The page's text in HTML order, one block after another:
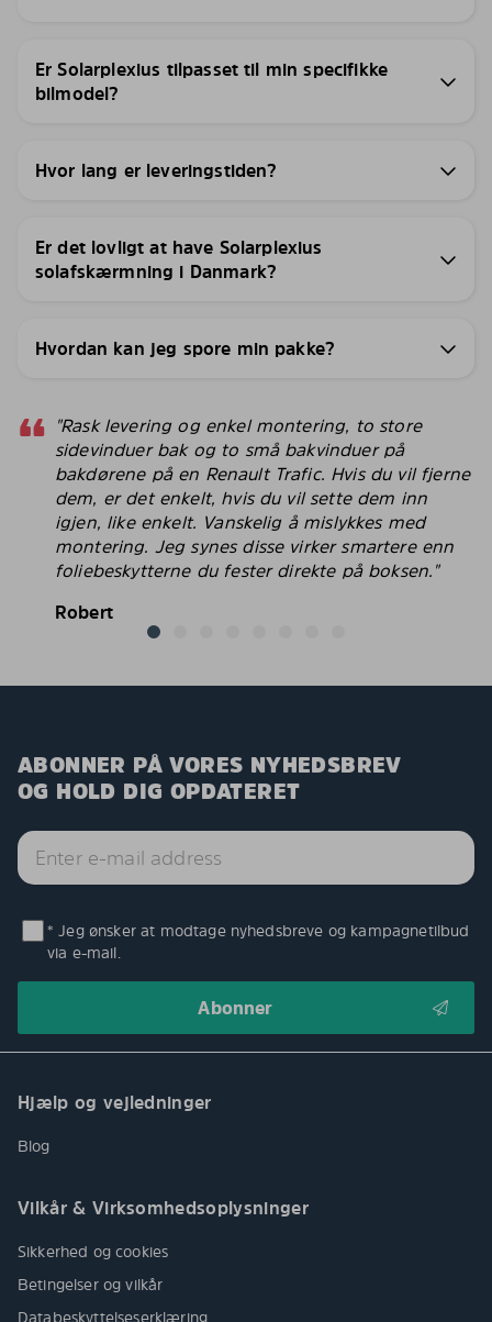
Er Solarplexius tilpasset til min specifikke
bilmodel?
Hvor lang er leveringstiden?
Er det lovligt at have Solarplexius
solafskærmning i Danmark?
Hvordan kan jeg spore min pakke?
"Rask levering og enkel montering, to store
sidevinduer bak og to små bakvinduer på
bakdørene på en Renault Trafic. Hvis du vil fjerne
dem, er det enkelt, hvis du vil sette dem inn
igjen, like enkelt. Vanskelig å mislykkes med
montering. Jeg synes disse virker smartere enn
foliebeskytterne du fester direkte på boksen."
Robert
ABONNER PÅ VORES NYHEDSBREV
OG HOLD DIG OPDATERET
* Jeg ønsker at modtage nyhedsbreve og kampagnetilbud
via e-mail.
Hjælp og vejledninger
Blog
Vilkår & Virksomhedsoplysninger
Sikkerhed og cookies
Betingelser og vilkår
Databeskyttelseserklæring